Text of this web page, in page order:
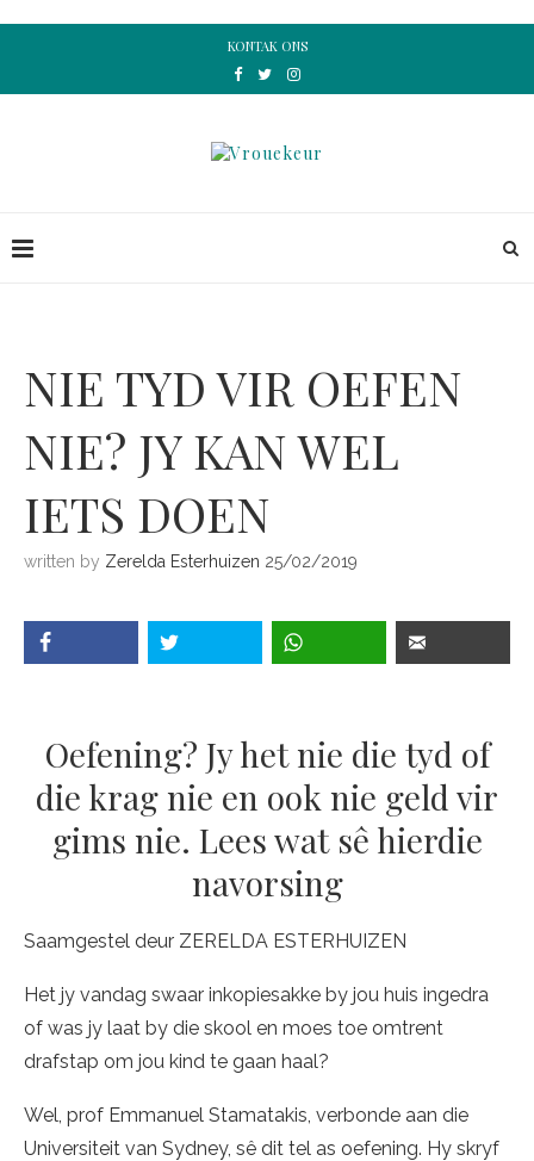
KONTAK ONS
NIE TYD VIR OEFEN
NIE? JY KAN WEL
IETS DOEN
written by Zerelda Esterhuizen 25/02/2019
Oefening? Jy het nie die tyd of
die krag nie en ook nie geld vir
gims nie. Lees wat sê hierdie
navorsing
Saamgestel deur ZERELDA ESTERHUIZEN
Het jy vandag swaar inkopiesakke by jou huis ingedra
of was jy laat by die skool en moes toe omtrent
drafstap om jou kind te gaan haal?
Wel, prof Emmanuel Stamatakis, verbonde aan die
Universiteit van Sydney, sê dit tel as oefening. Hy skryf